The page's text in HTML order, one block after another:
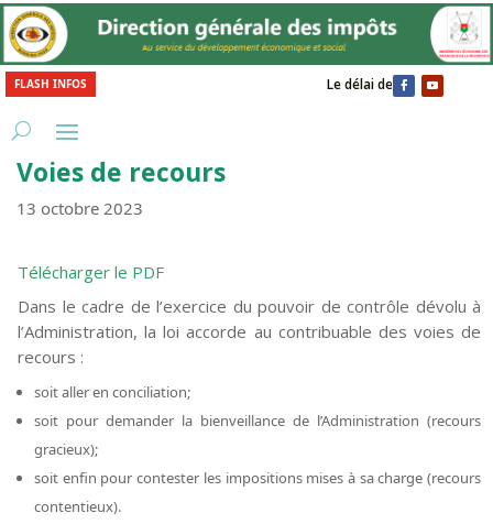
FLASH INFOS Le délai de paiement de la
Voies de recours
13 octobre 2023
Télécharger le PDF
Dans le cadre de l’exercice du pouvoir de contrôle dévolu à
l’Administration, la loi accorde au contribuable des voies de
recours :
soit aller en conciliation;
soit pour demander la bienveillance de l’Administration (recours
gracieux);
soit enfin pour contester les impositions mises à sa charge (recours
contentieux).